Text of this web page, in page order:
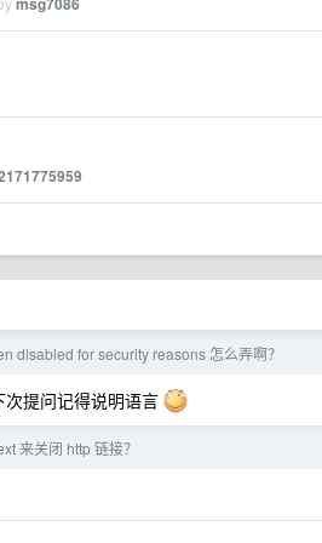
disabled for security reasons 怎么弄啊？
提问记得说明语言
来关闭 http 链接？